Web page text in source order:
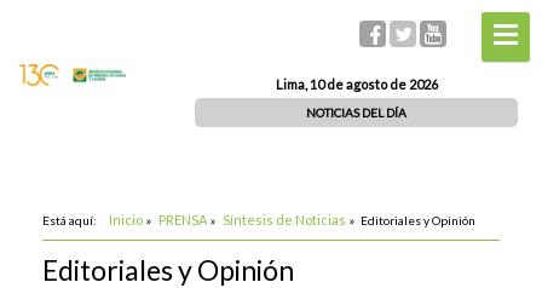
Lima, 10 de agosto de 2026
NOTICIAS DEL DÍA
Está aquí: Inicio » PRENSA » Síntesis de Noticias » Editoriales y Opinión
Editoriales y Opinión